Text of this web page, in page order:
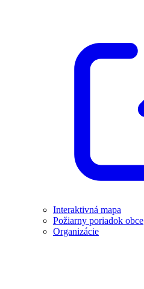
Interaktivná mapa
Požiarny poriadok obce
Organizácie